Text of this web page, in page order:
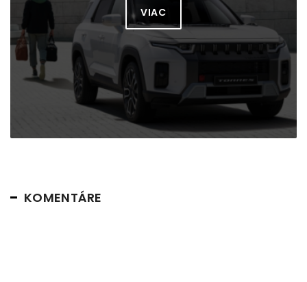
VIAC
KOMENTÁRE